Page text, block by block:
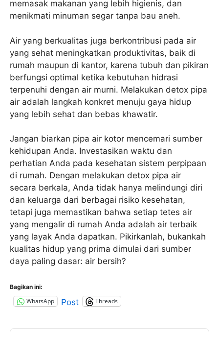
memasak makanan yang lebih higienis, dan
menikmati minuman segar tanpa bau aneh.
Air yang berkualitas juga berkontribusi pada air
yang sehat meningkatkan produktivitas, baik di
rumah maupun di kantor, karena tubuh dan pikiran
berfungsi optimal ketika kebutuhan hidrasi
terpenuhi dengan air murni. Melakukan detox pipa
air adalah langkah konkret menuju gaya hidup
yang lebih sehat dan bebas khawatir.
Jangan biarkan pipa air kotor mencemari sumber
kehidupan Anda. Investasikan waktu dan
perhatian Anda pada kesehatan sistem perpipaan
di rumah. Dengan melakukan detox pipa air
secara berkala, Anda tidak hanya melindungi diri
dan keluarga dari berbagai risiko kesehatan,
tetapi juga memastikan bahwa setiap tetes air
yang mengalir di rumah Anda adalah air terbaik
yang layak Anda dapatkan. Pikirkanlah, bukankah
kualitas hidup yang prima dimulai dari sumber
daya paling dasar: air bersih?
Bagikan ini:
WhatsApp Post Threads